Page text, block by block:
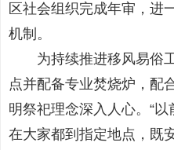
区社会组织完成年审，进
机制。
为持续推进移风易俗工
点并配备专业焚烧炉，配
明祭祀理念深入人心。“
在大家都到指定地点，既